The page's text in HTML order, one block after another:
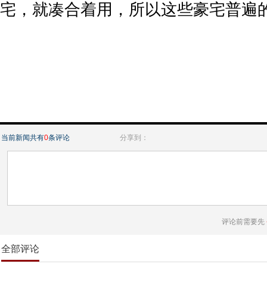
宅，就凑合着用，所以这些豪宅普遍
当前新闻共有0条评论 分享到：
评论前需要先
全部评论